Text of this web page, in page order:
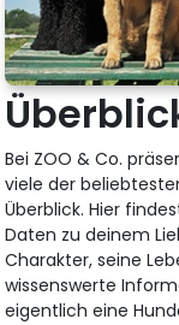
Bei ZOO & Co.
viele der
Überblick. Hier
Daten zu deinem
Charakter, seine
wissenswerte
eigentlich eine